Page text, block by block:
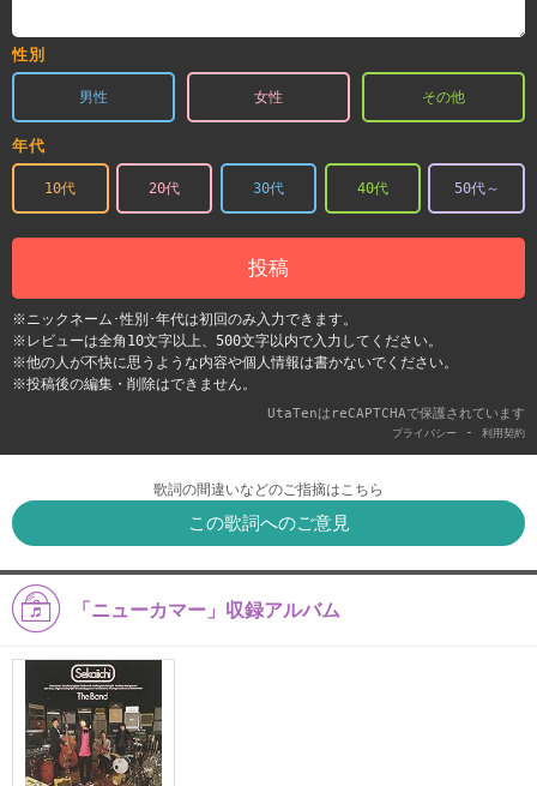
性別
男性 女性 その他
年代
10代 20代 30代 40代 50代～
投稿
※ニックネーム･性別･年代は初回のみ入力できます。
※レビューは全角10文字以上、500文字以内で入力してください。
※他の人が不快に思うような内容や個人情報は書かないでください。
※投稿後の編集・削除はできません。
UtaTenはreCAPTCHAで保護されています
プライバシー - 利用契約
歌詞の間違いなどのご指摘はこちら
この歌詞へのご意見
「ニューカマー」収録アルバム